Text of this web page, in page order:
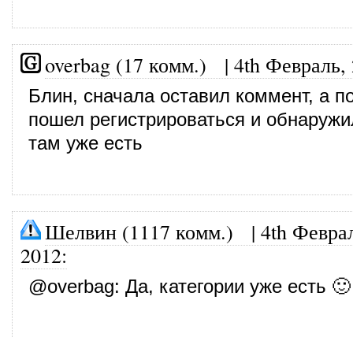
overbag (17 комм.) | 4th Февраль,
Блин, сначала оставил коммент, а
пошел регистрироваться и
там уже есть
Шелвин (1117 комм.) | 4th
2012:
@overbag: Да, категории уже есть 🙂